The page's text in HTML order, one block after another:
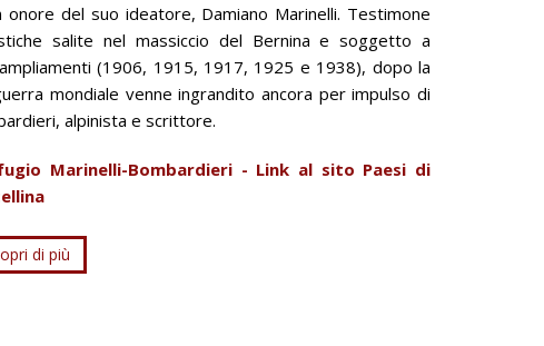
onore del suo ideatore, Damiano Marinelli. Testimone
salite nel massiccio del Bernina e soggetto a
(1906, 1915, 1917, 1925 e 1938), dopo la
mondiale venne ingrandito ancora per impulso di
alpinista e scrittore.
Marinelli-Bombardieri - Link al sito Paesi di
di più